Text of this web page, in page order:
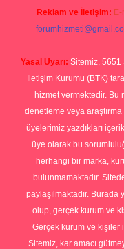
Reklam ve İletişim:
Yasal Uyarı: Sitemiz, 5651
İletişim Kurumu (BTK)
hizmet vermektedir.
denetleme veya
üyelerimiz yazdıkları
üye olarak bu
herhangi bir marka,
bulunmamaktadır.
paylaşılmaktadır.
olup, gerçek kurum ve
Gerçek kurum ve kişiler
Sitemiz, kar amacı